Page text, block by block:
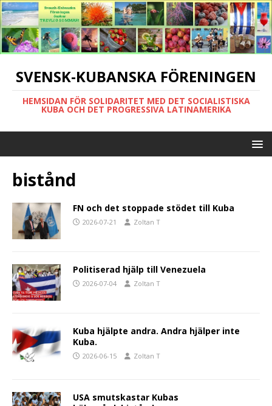
SVENSK-KUBANSKA FÖRENINGEN
HEMSIDAN FÖR SOLIDARITET MED DET SOCIALISTISKA
KUBA OCH DET PROGRESSIVA LATINAMERIKA
bistånd
FN och det stoppade stödet till Kuba
2026-07-21 Zoltan T
Politiserad hjälp till Venezuela
2026-07-04 Zoltan T
Kuba hjälpte andra. Andra hjälper inte
Kuba.
2026-06-15 Zoltan T
USA smutskastar Kubas